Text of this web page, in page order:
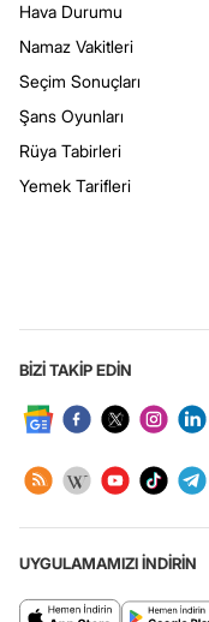
Hava Durumu
Namaz Vakitleri
Seçim Sonuçları
Şans Oyunları
Rüya Tabirleri
Yemek Tarifleri
BİZİ TAKİP EDİN
UYGULAMAMIZI İNDİRİN